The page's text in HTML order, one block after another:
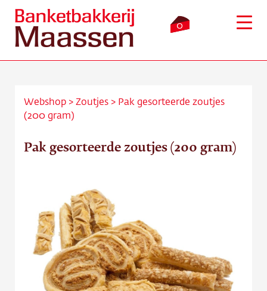
0
Inloggen
Webshop
Bezorging
Over ons
Contact
Webshop >Zoutjes > Pak gesorteerde zoutjes
(200 gram)
Pak gesorteerde zoutjes (200 gram)